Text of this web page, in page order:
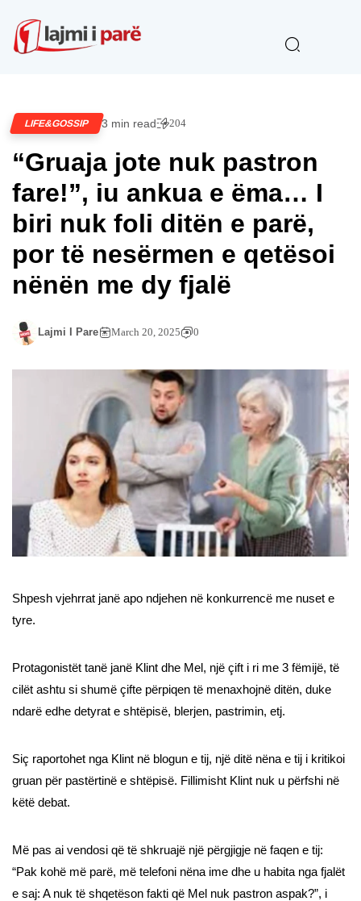
LIFE&GOSSIP 3 min read 204
“Gruaja jote nuk pastron
fare!”, iu ankua e ëma… I
biri nuk foli ditën e parë,
por të nesërmen e qetësoi
nënën me dy fjalë
Lajmi I Pare March 20, 2025 0
Shpesh vjehrrat janë apo ndjehen në konkurrencë me nuset e
tyre.
Protagonistët tanë janë Klint dhe Mel, një çift i ri me 3 fëmijë, të
cilët ashtu si shumë çifte përpiqen të menaxhojnë ditën, duke
ndarë edhe detyrat e shtëpisë, blerjen, pastrimin, etj.
Siç raportohet nga Klint në blogun e tij, një ditë nëna e tij i kritikoi
gruan për pastërtinë e shtëpisë. Fillimisht Klint nuk u përfshi në
këtë debat.
Më pas ai vendosi që të shkruajë një përgjigje në faqen e tij:
“Pak kohë më parë, më telefoni nëna ime dhe u habita nga fjalët
e saj: A nuk të shqetëson fakti që Mel nuk pastron aspak?”, i